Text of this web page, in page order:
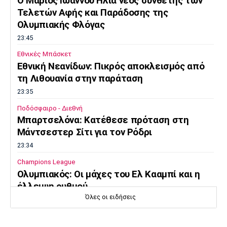
Λίβερπουλ
Μάντσεστερ
Σίτι
Γιουβέντους
Ίντερ Μίλαν Μπάγερν
Μπορούσια
Ντόρτμουντ
Παρί Σεν
Ζερμέν
Μαρσέιγ
Μονακό
Ερυθρός
Αστέρας
Τότεναμ
Τελετών Αφής και Παράδοσης της
Ολυμπιακής Φλόγας
23:45
Εθνικές Μπάσκετ
Εθνική Νεανίδων: Πικρός αποκλεισμός από
τη Λιθουανία στην παράταση
23:35
Ποδόσφαιρο - Διεθνή
Μπαρτσελόνα: Κατέθεσε πρόταση στη
Μάντσεστερ Σίτι για τον Ρόδρι
23:34
Champions League
Ολυμπιακός: Οι μάχες του Ελ Κααμπί και η
έλλειψη ρυθμού
Όλες οι ειδήσεις